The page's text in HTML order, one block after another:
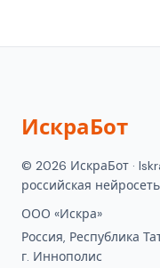
ИскраБот
© 2026 ИскраБот ·
российская
ООО «Искра»
Россия, Республика
г. Иннополис